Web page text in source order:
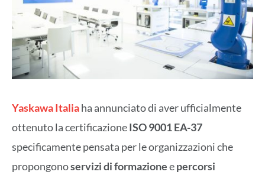
Yaskawa Italiaha annunciato di aver ufficialmente
ottenuto la certificazioneISO 9001 EA-37
specificamente pensata per le organizzazioni che
propongonoservizi di formazioneepercorsi